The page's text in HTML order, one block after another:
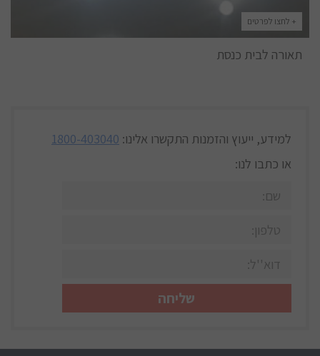
+ לחצו לפרטים
תאורה לבית כנסת
למידע, ייעוץ והזמנות התקשרו אלינו: 1800-403040
או כתבו לנו: